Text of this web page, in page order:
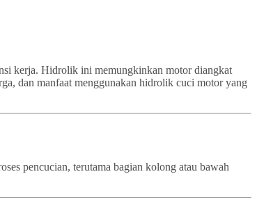
kerja. Hidrolik ini memungkinkan motor diangkat
dan manfaat menggunakan hidrolik cuci motor yang
pencucian, terutama bagian kolong atau bawah